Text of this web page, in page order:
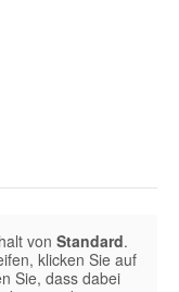
von Standard.
klicken Sie auf
Sie, dass dabei